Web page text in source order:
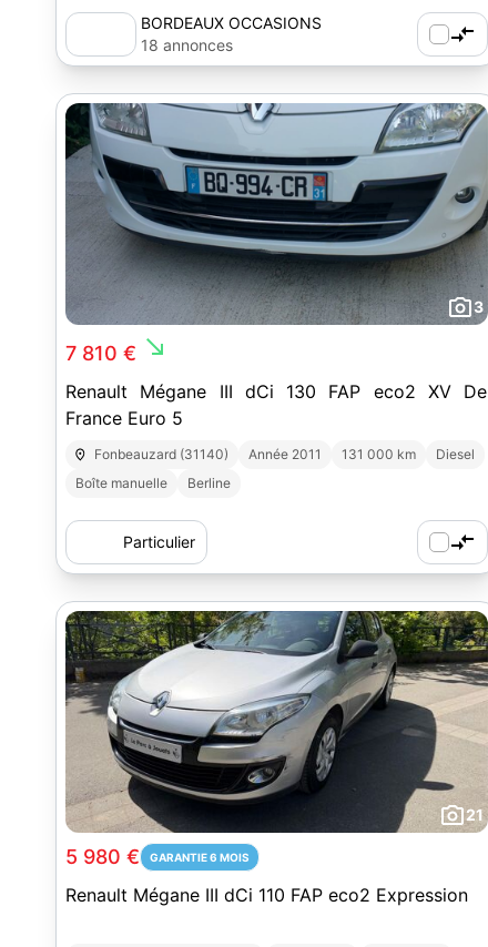
BORDEAUX OCCASIONS
18 annonces
3
7 810 € south_east
Renault Mégane III dCi 130 FAP eco2 XV De
France Euro 5
Fonbeauzard (31140) Année 2011 131 000 km
Diesel
Boîte manuelle
Berline
Particulier
21
5 980 € GARANTIE 6 MOIS
Renault Mégane III dCi 110 FAP eco2 Expression